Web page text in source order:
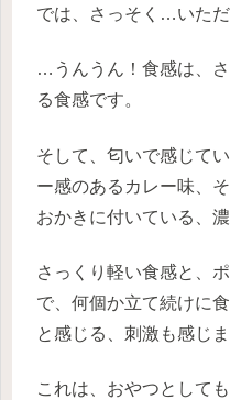
では、さっそく…いただ
…うんうん！食感は、
る食感です。
そして、匂いで感じて
ー感のあるカレー味、
おかきに付いている、濃
さっくり軽い食感と、
で、何個か立て続けに
と感じる、刺激も感じま
これは、おやつとして